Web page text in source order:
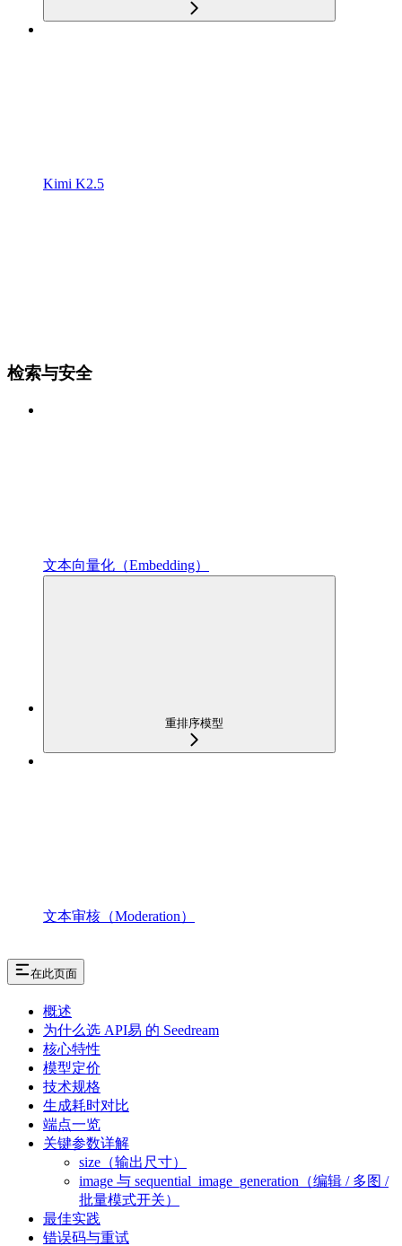
Kimi K2.5
检索与安全
文本向量化（Embedding）
重排序模型
文本审核（Moderation）
在此页面
概述
为什么选 API易 的 Seedream
核心特性
模型定价
技术规格
生成耗时对比
端点一览
关键参数详解
size（输出尺寸）
image 与 sequential_image_generation（编辑 / 多图 /
批量模式开关）
最佳实践
错误码与重试